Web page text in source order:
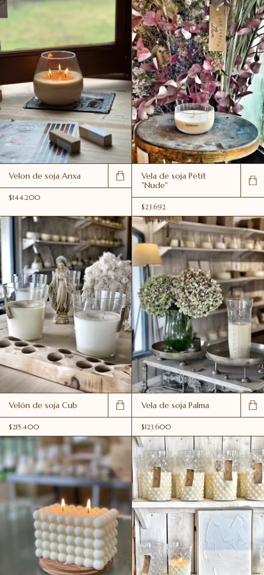
Velon de soja Anxa
$144.200
Vela de soja Petit
"Nude"
$23.692
Velón de soja Cub
$215.400
Vela de soja Palma
$123.600